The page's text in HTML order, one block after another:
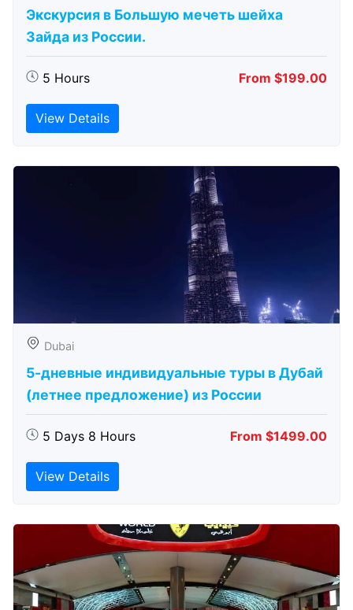
Экскурсия в Большую мечеть шейха
Зайда из России.
5 Hours From $199.00
View Details
Dubai
5-дневные индивидуальные туры в Дубай
(летнее предложение) из России
5 Days 8 Hours From $1499.00
View Details